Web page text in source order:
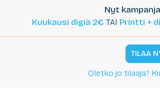
Nyt
Kuukausi digiä 2€ TAI Printti +
TILAA
Oletko jo tilaaja?